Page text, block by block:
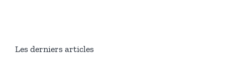
Les derniers articles